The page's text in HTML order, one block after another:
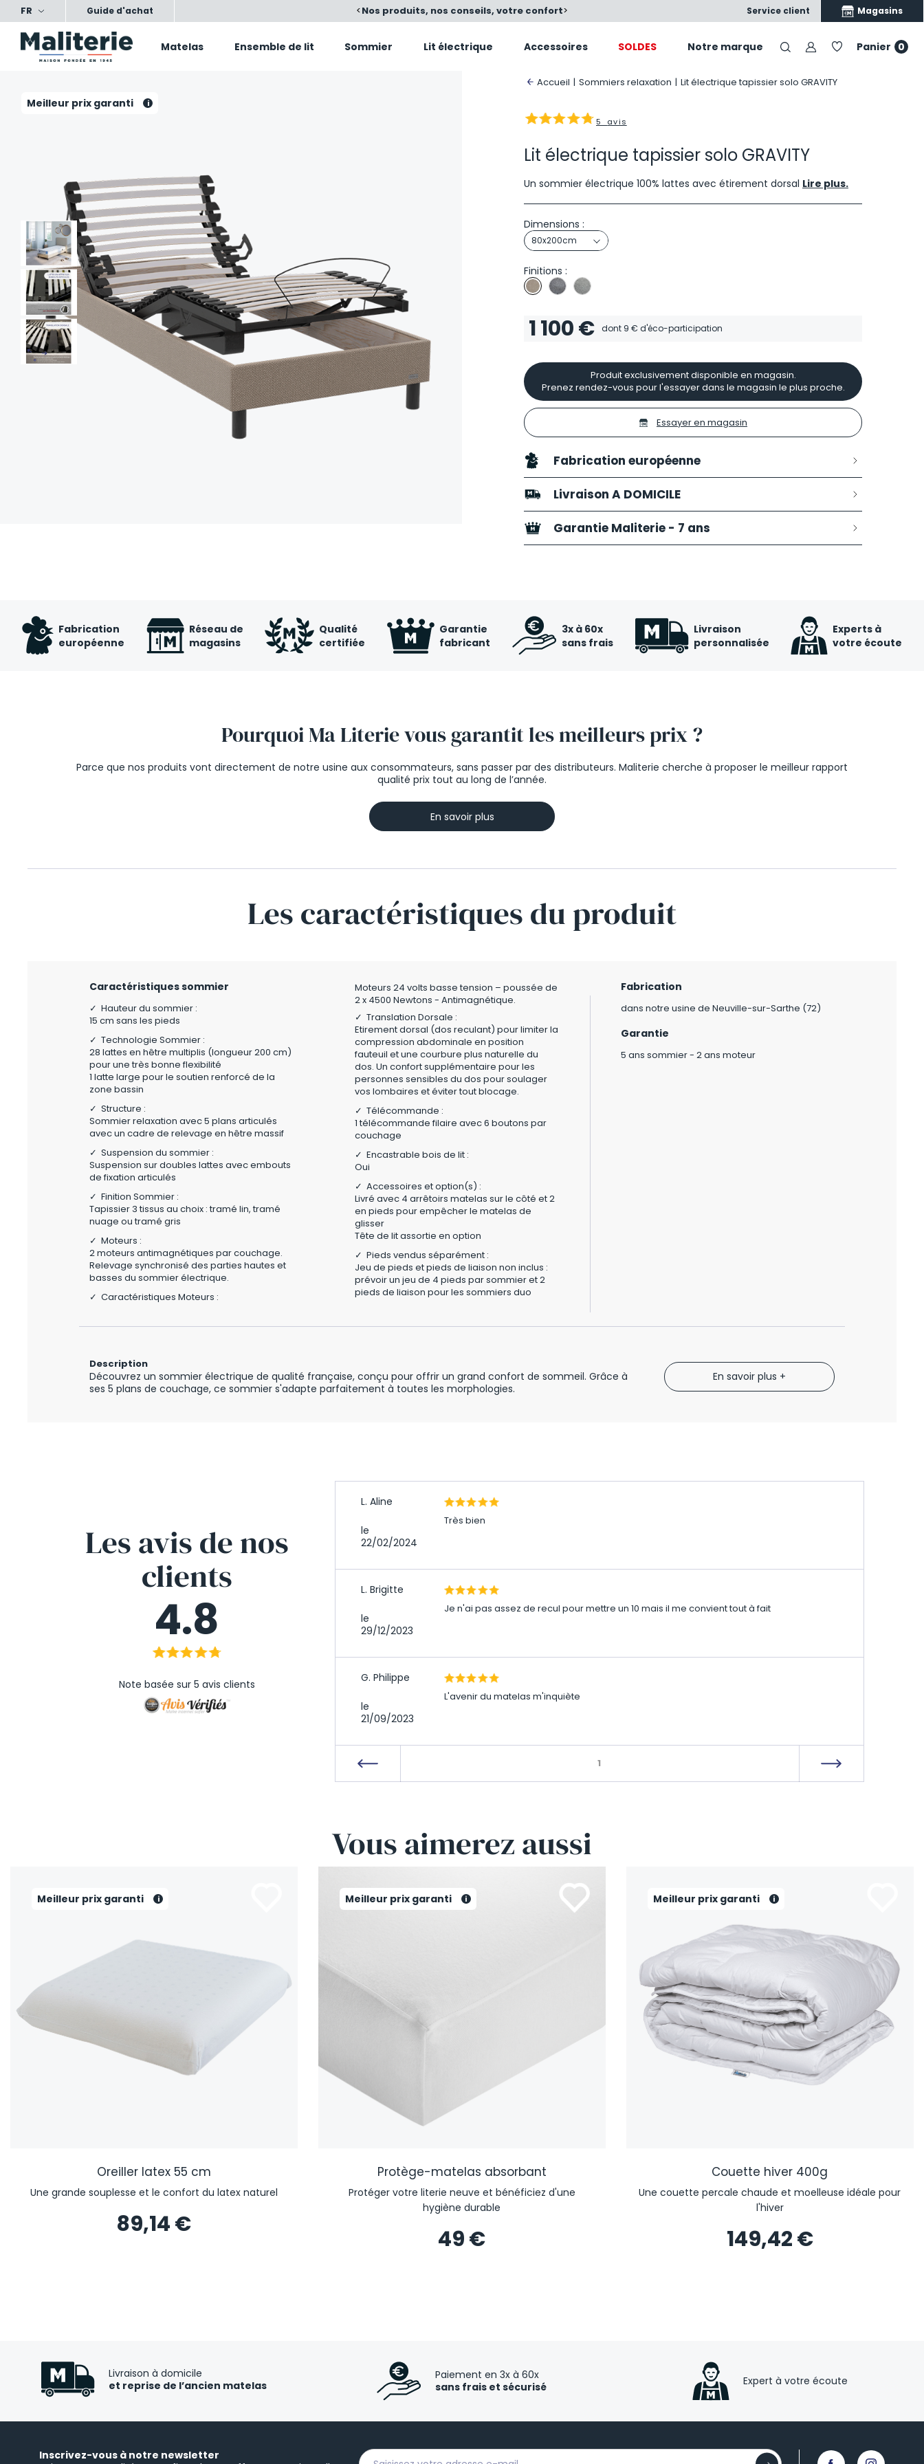
FR Guide d'achat <
nos conseils, votre confort Nos produits, nos conseils, votre confort Nos produits, nos conseils,
> Magasins
Service client
Matelas Ensemble de lit Sommier Lit électrique Accessoires SOLDES Notre marque Panier 0
Meilleur prix garanti i
Accueil | Sommiers relaxation | Lit électrique tapissier solo GRAVITY
5 avis
Lit électrique tapissier solo GRAVITY
Un sommier électrique 100% lattes avec étirement dorsal Lire plus.
Dimensions :
80x200cm
Finitions :
1 100 € dont 9 € d'éco-participation
Produit exclusivement disponible en magasin.
Prenez rendez-vous pour l'essayer dans le magasin le plus proche.
Essayer en magasin
Fabrication européenne
Livraison A DOMICILE
Garantie Maliterie - 7 ans
Fabrication
européenne
Réseau de
magasins
Qualité
certifiée
Garantie
fabricant
3x à 60x
sans frais
Livraison
personnalisée
Experts à
votre écoute
Pourquoi Ma Literie vous garantit les meilleurs prix ?
Parce que nos produits vont directement de notre usine aux consommateurs, sans passer par des distributeurs. Maliterie cherche à proposer le meilleur rapport
qualité prix tout au long de l’année.
En savoir plus
Les caractéristiquesdu produit
Caractéristiques sommier
✓ Hauteur du sommier :
15 cm sans les pieds
✓ Technologie Sommier :
28 lattes en hêtre multiplis (longueur 200 cm)
pour une très bonne flexibilité
1 latte large pour le soutien renforcé de la
zone bassin
✓ Structure :
Sommier relaxation avec 5 plans articulés
avec un cadre de relevage en hêtre massif
✓ Suspension du sommier :
Suspension sur doubles lattes avec embouts
de fixation articulés
✓ Finition Sommier :
Tapissier 3 tissus au choix : tramé lin, tramé
nuage ou tramé gris
✓ Moteurs :
2 moteurs antimagnétiques par couchage.
Relevage synchronisé des parties hautes et
basses du sommier électrique.
✓ Caractéristiques Moteurs :
Moteurs 24 volts basse tension – poussée de
2 x 4500 Newtons - Antimagnétique.
✓ Translation Dorsale :
Etirement dorsal (dos reculant) pour limiter la
compression abdominale en position
fauteuil et une courbure plus naturelle du
dos. Un confort supplémentaire pour les
personnes sensibles du dos pour soulager
vos lombaires et éviter tout blocage.
✓ Télécommande :
1 télécommande filaire avec 6 boutons par
couchage
✓ Encastrable bois de lit :
Oui
✓ Accessoires et option(s) :
Livré avec 4 arrêtoirs matelas sur le côté et 2
en pieds pour empêcher le matelas de
glisser
Tête de lit assortie en option
✓ Pieds vendus séparément :
Jeu de pieds et pieds de liaison non inclus :
prévoir un jeu de 4 pieds par sommier et 2
pieds de liaison pour les sommiers duo
Fabrication
dans notre usine de Neuville-sur-Sarthe (72)
Garantie
5 ans sommier - 2 ans moteur
Description
Découvrez un sommier électrique de qualité française, conçu pour offrir un grand confort de sommeil. Grâce à
ses 5 plans de couchage, ce sommier s'adapte parfaitement à toutes les morphologies.
En savoir plus +
Les avisde nos
clients
4.8
Note basée sur 5 avis clients
L. Aline
le
22/02/2024
Très bien
L. Brigitte
le
29/12/2023
Je n'ai pas assez de recul pour mettre un 10 mais il me convient tout à fait
G. Philippe
le
21/09/2023
L'avenir du matelas m'inquiète
1
Vousaimerezaussi
Meilleur prix garanti i
Oreiller latex 55 cm
Une grande souplesse et le confort du latex naturel
89,14 €
Meilleur prix garanti i
Protège-matelas absorbant
Protéger votre literie neuve et bénéficiez d'une
hygiène durable
49 €
Meilleur prix garanti i
Couette hiver 400g
Une couette percale chaude et moelleuse idéale pour
l'hiver
149,42 €
Livraison à domicile
et reprise de l’ancien matelas
Paiement en 3x à 60x
sans frais et sécurisé
Expert à votre écoute
Inscrivez-vous à notre newsletter